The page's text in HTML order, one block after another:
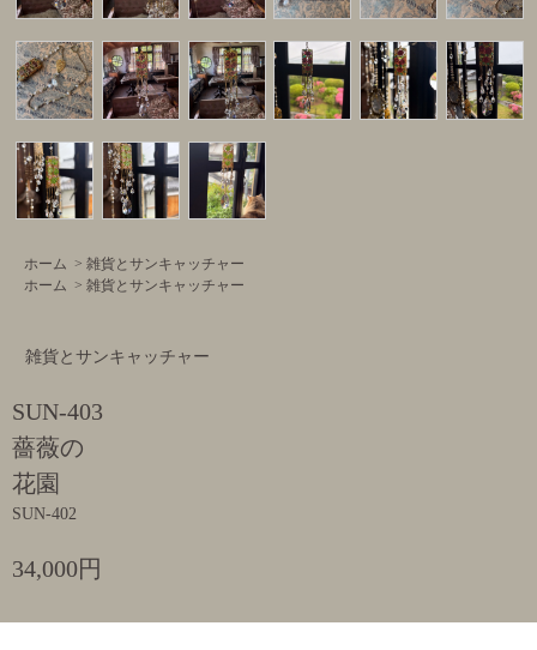
ホーム > 雑貨とサンキャッチャー
ホーム > 雑貨とサンキャッチャー
雑貨とサンキャッチャー
SUN-403
薔薇の
花園
SUN-402
34,000円